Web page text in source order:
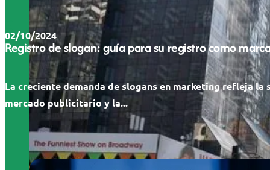
02/10/2024
Registro de slogan: guía para su registro como
La creciente demanda de slogans en marketing refleja la
mercado publicitario y la...